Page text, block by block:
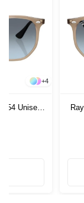
+4
54 Unisex